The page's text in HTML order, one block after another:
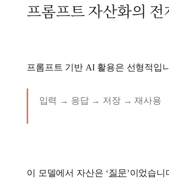
프롬프트 자산화의
프롬프트 기반 AI 활용은 선형적입
입력 → 응답 → 저장 → 재사용
이 모델에서 자산은 ‘질문’이었습니